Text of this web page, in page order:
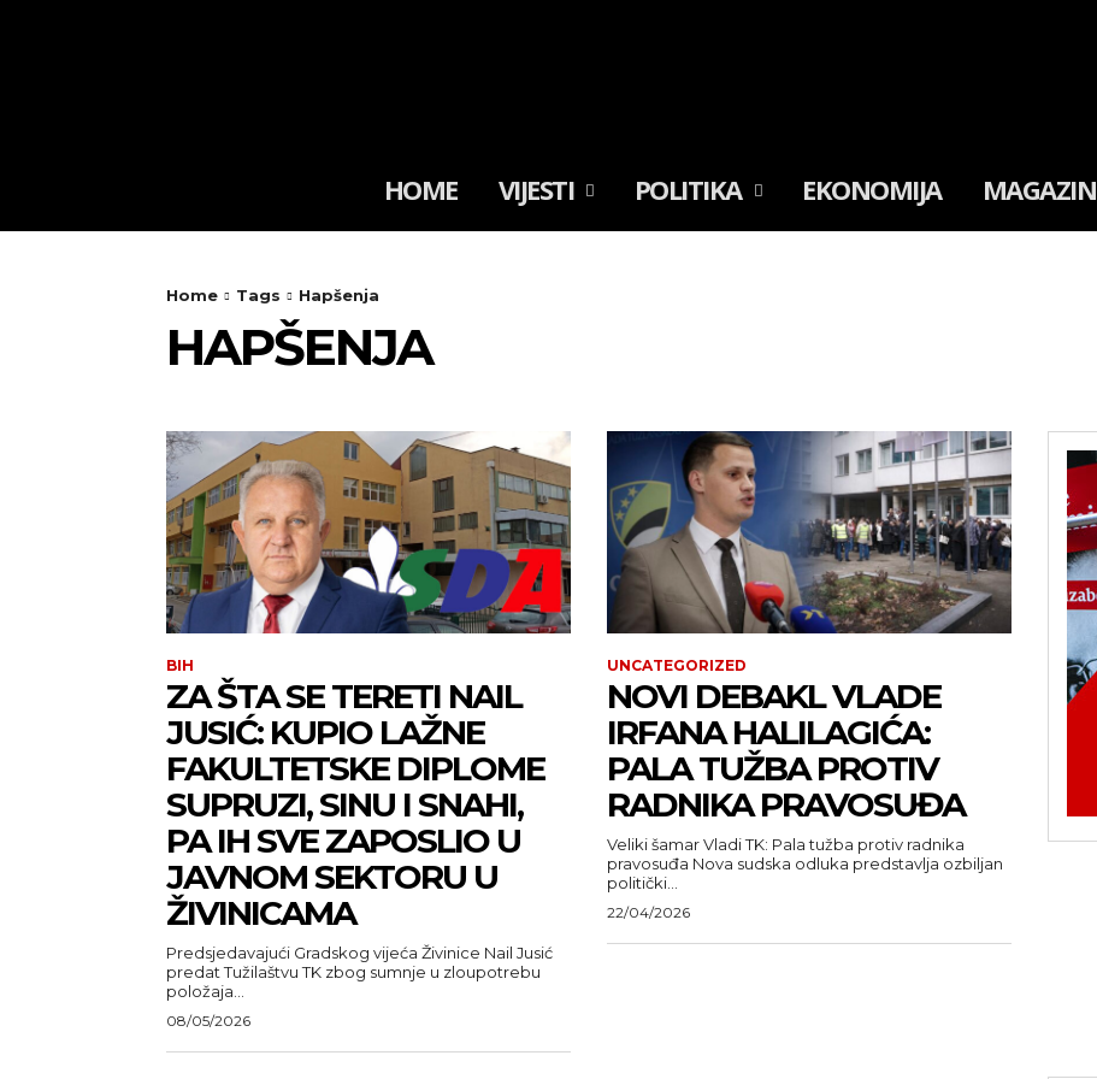
HOME VIJESTI POLITIKA EKONOMIJA MAGAZIN
Home Tags Hapšenja
HAPŠENJA
BIH
ZA ŠTA SE TERETI NAIL
JUSIĆ: KUPIO LAŽNE
FAKULTETSKE DIPLOME
SUPRUZI, SINU I SNAHI,
PA IH SVE ZAPOSLIO U
JAVNOM SEKTORU U
ŽIVINICAMA
Predsjedavajući Gradskog vijeća Živinice Nail Jusić
predat Tužilaštvu TK zbog sumnje u zloupotrebu
položaja...
08/05/2026
UNCATEGORIZED
NOVI DEBAKL VLADE
IRFANA HALILAGIĆA:
PALA TUŽBA PROTIV
RADNIKA PRAVOSUĐA
Veliki šamar Vladi TK: Pala tužba protiv radnika
pravosuđa Nova sudska odluka predstavlja ozbiljan
politički...
22/04/2026